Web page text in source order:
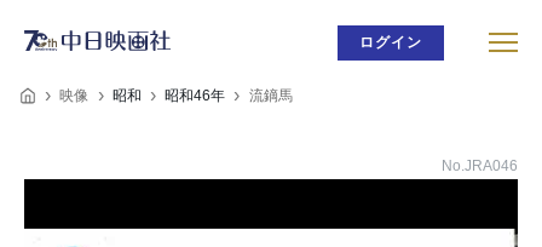
ログイン
映像 昭和 昭和46年 流鏑馬
No.JRA046